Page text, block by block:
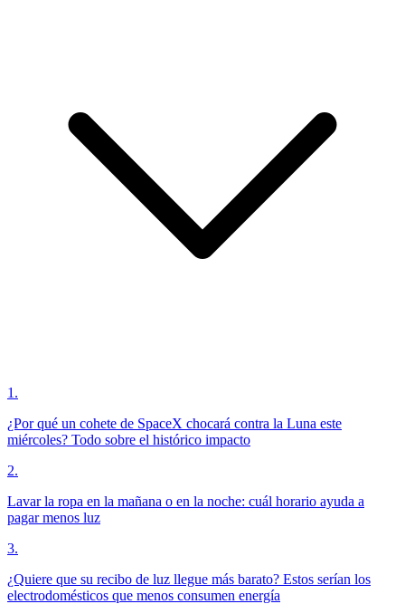
1 .
¿Por qué un cohete de SpaceX chocará contra la Luna este
miércoles? Todo sobre el histórico impacto
2.
Lavar la ropa en la mañana o en la noche: cuál horario ayuda a
pagar menos luz
3.
¿Quiere que su recibo de luz llegue más barato? Estos serían los
electrodomésticos que menos consumen energía